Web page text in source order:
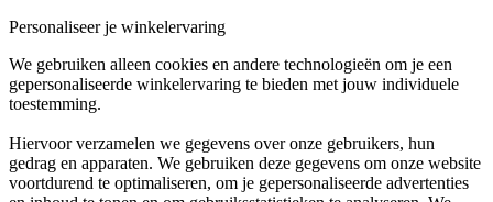
Personaliseer je winkelervaring
We gebruiken alleen cookies en andere technologieën om je een
gepersonaliseerde winkelervaring te bieden met jouw individuele
toestemming.
Hiervoor verzamelen we gegevens over onze gebruikers, hun
gedrag en apparaten. We gebruiken deze gegevens om onze website
voortdurend te optimaliseren, om je gepersonaliseerde advertenties